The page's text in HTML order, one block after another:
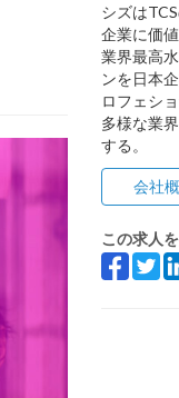
シズは
企業に価
業界最高
ンを日本
ロフェシ
多様な業
する。
会社
この求人